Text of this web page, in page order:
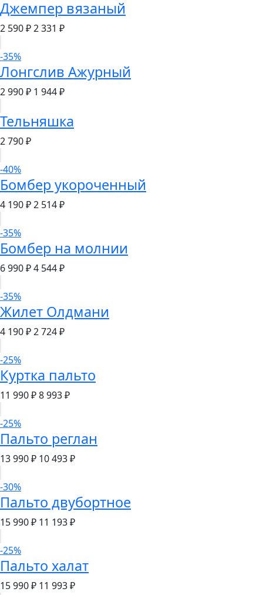
Джемпер вязаный
2 590 ₽2 331 ₽
-35%
Лонгслив Ажурный
2 990 ₽ 1 944 ₽
Тельняшка
2 790 ₽
-40%
Бомбер укороченный
4 190 ₽2 514 ₽
-35%
Бомбер на молнии
6 990 ₽4 544 ₽
-35%
Жилет Олдмани
4 190 ₽2 724 ₽
-25%
Куртка пальто
11 990 ₽8 993 ₽
-25%
Пальто реглан
13 990 ₽ 10 493 ₽
-30%
Пальто двубортное
15 990 ₽ 11 193 ₽
-25%
Пальто халат
15 990 ₽ 11 993 ₽